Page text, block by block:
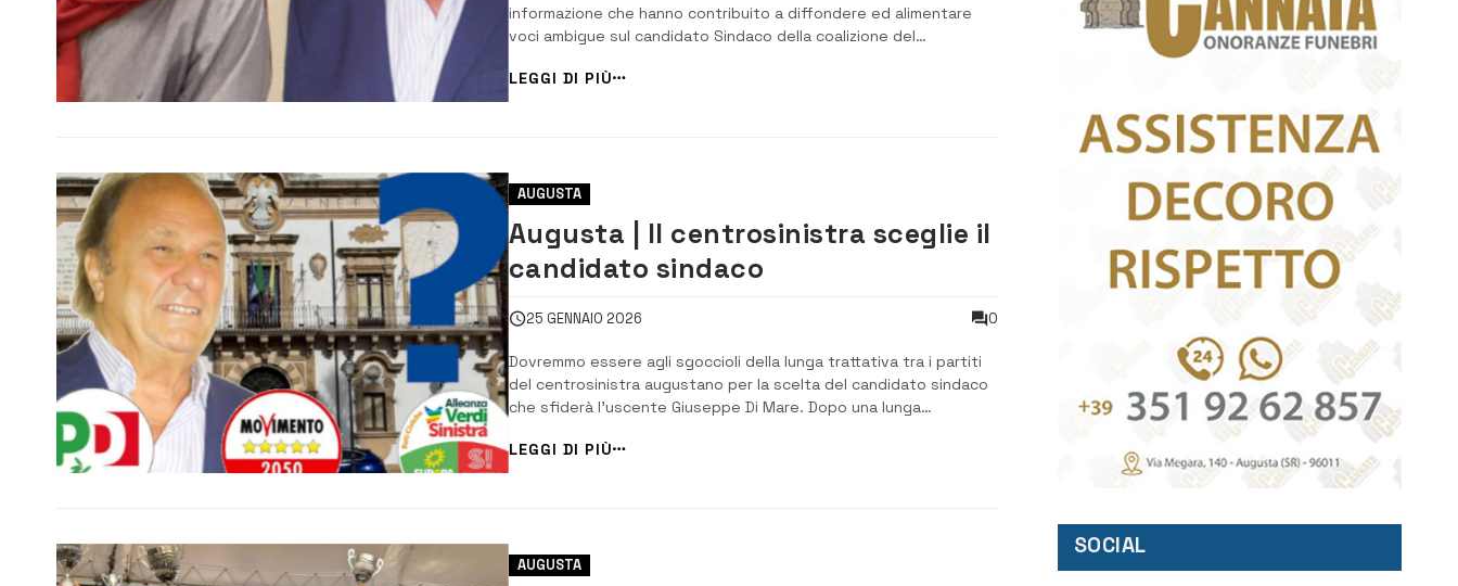
informazione che hanno contribuito a diffondere ed alimentare
voci ambigue sul candidato Sindaco della coalizione del
noto di non aver mai preso in considerazione la candidatura
dell’ex Sindaco Pip...
LEGGI DI PIÙ
AUGUSTA
Augusta | Il centrosinistra sceglie il
candidato sindaco
25 GENNAIO 2026 0
Dovremmo essere agli sgoccioli della lunga trattativa tra i partiti
del centrosinistra augustano per la scelta del candidato sindaco
che sfiderà l’uscente Giuseppe Di Mare. Dopo una lunga
Verdi e Sinistra, dovrebbero rendere noto il candidato sindaco
della coalizione alle amministr...
LEGGI DI PIÙ
AUGUSTA
SOCIAL